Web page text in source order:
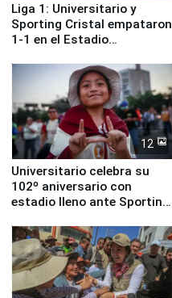
Liga 1: Universitario y
Sporting Cristal empataron
1-1 en el Estadio
12
Universitario celebra su
102º aniversario con
estadio lleno ante Sporting